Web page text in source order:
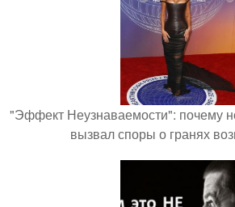
"Эффект Неузнаваемости": почему
вызвал споры о гранях